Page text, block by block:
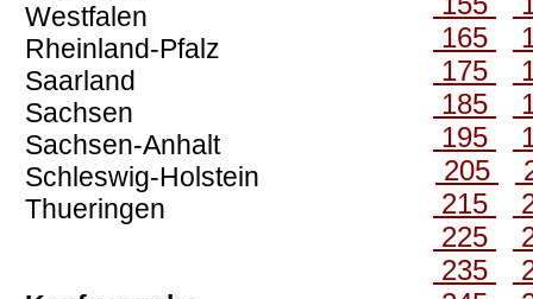
Westfalen
Rheinland-Pfalz
Saarland
Sachsen
Sachsen-Anhalt
Schleswig-Holstein
Thueringen
165
175
185
195
205
215
225
235